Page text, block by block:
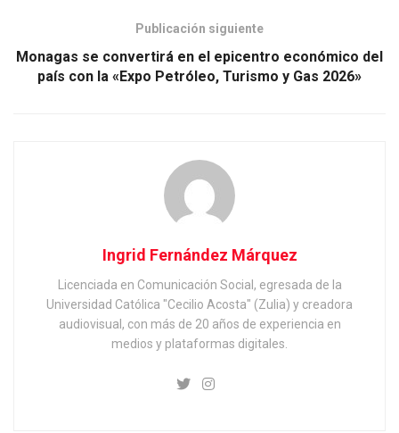
Publicación siguiente
Monagas se convertirá en el epicentro económico del
país con la «Expo Petróleo, Turismo y Gas 2026»
Ingrid Fernández Márquez
Licenciada en Comunicación Social, egresada de la
Universidad Católica "Cecilio Acosta" (Zulia) y creadora
audiovisual, con más de 20 años de experiencia en
medios y plataformas digitales.